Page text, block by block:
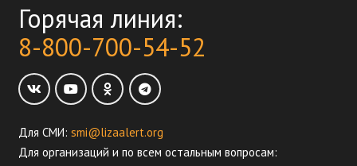
Горячая линия:
8-800-700-54-52
Для СМИ: smi@lizaalert.org
Для организаций и по всем остальным вопросам: